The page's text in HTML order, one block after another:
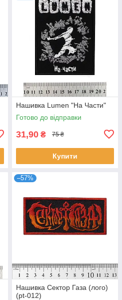
Нашивка Lumen "На Части"
Готово до відправки
31,90 ₴ 75 ₴
Купити
–57%
Нашивка Сектор Газа (лого)
(pt-012)